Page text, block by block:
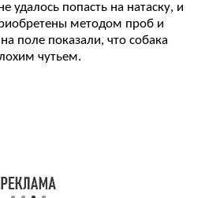
удалось попасть на натаску, и
методом проб и
поле показали, что собака
чутьем.